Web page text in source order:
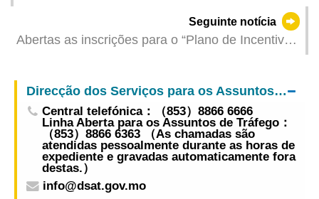
Seguinte notícia
Abertas as inscrições para o “Plano de Incentivos
Direcção dos Serviços para os Assuntos de Tráfego
Central telefónica：（853）8866 6666
Linha Aberta para os Assuntos de Tráfego：
（853）8866 6363 （As chamadas são
atendidas pessoalmente durante as horas de
expediente e gravadas automaticamente fora
destas.）
info@dsat.gov.mo